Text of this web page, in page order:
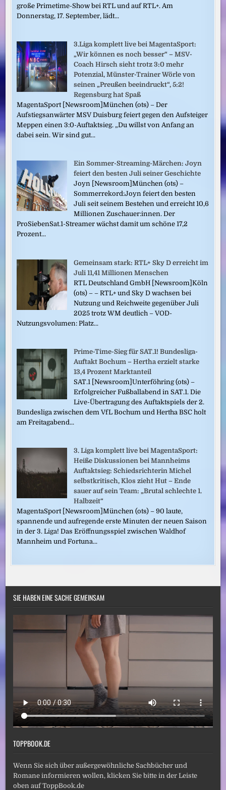
große Primetime-Show bei RTL und auf RTL+. Am
Donnerstag, 17. September, lädt...
3.Liga komplett live bei MagentaSport:
„Wir können es noch besser“ – MSV-
Coach Hirsch sieht trotz 3:0 mehr
Potenzial, Münster-Trainer Wörle von
seinen „Preußen beeindruckt“, 5:2!
Regensburg hat Spaß
MagentaSport [Newsroom]München (ots) – Der
Aufstiegsanwärter MSV Duisburg feiert gegen den Aufsteiger
Meppen einen 3:0-Auftaktsieg. „Du willst von Anfang an
dabei sein. Wir sind gut...
Ein Sommer-Streaming-Märchen: Joyn
feiert den besten Juli seiner Geschichte
Joyn [Newsroom]München (ots) –
Sommerrekord:Joyn feiert den besten
Juli seit seinem Bestehen und erreicht 10,6
Millionen Zuschauer:innen. Der
ProSiebenSat.1-Streamer wächst damit um schöne 17,2
Prozent...
Gemeinsam stark: RTL+ Sky D erreicht im
Juli 11,41 Millionen Menschen
RTL Deutschland GmbH [Newsroom]Köln
(ots) – – RTL+ und Sky D wachsen bei
Nutzung und Reichweite gegenüber Juli
2025 trotz WM deutlich – VOD-
Nutzungsvolumen: Platz...
Prime-Time-Sieg für SAT.1! Bundesliga-
Auftakt Bochum – Hertha erzielt starke
13,4 Prozent Marktanteil
SAT.1 [Newsroom]Unterföhring (ots) –
Erfolgreicher Fußballabend in SAT.1. Die
Live-Übertragung des Auftaktspiels der 2.
Bundesliga zwischen dem VfL Bochum und Hertha BSC holt
am Freitagabend...
3. Liga komplett live bei MagentaSport:
Heiße Diskussionen bei Mannheims
Auftaktsieg: Schiedsrichterin Michel
selbstkritisch, Klos zieht Hut – Ende
sauer auf sein Team: „Brutal schlechte 1.
Halbzeit“
MagentaSport [Newsroom]München (ots) – 90 laute,
spannende und aufregende erste Minuten der neuen Saison
in der 3. Liga! Das Eröffnungsspiel zwischen Waldhof
Mannheim und Fortuna...
SIE HABEN EINE SACHE GEMEINSAM
TOPPBOOK.DE
Wenn Sie sich über außergewöhnliche Sachbücher und
Romane informieren wollen, klicken Sie bitte in der Leiste
oben auf ToppBook.de